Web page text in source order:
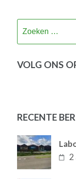
VOLG ONS
RECENTE
2